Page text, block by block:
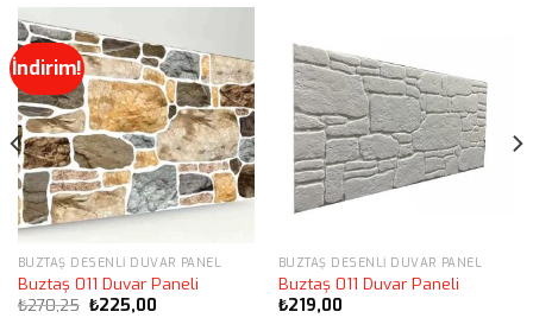
İndirim!
BUZTAŞ DESENLI DUVAR PANEL
Buztaş 011 Duvar Paneli
₺270,25 Orijinal
₺225,00Şu
BUZTAŞ DESENLI DUVAR PANEL
Buztaş 011 Duvar Paneli
₺219,00